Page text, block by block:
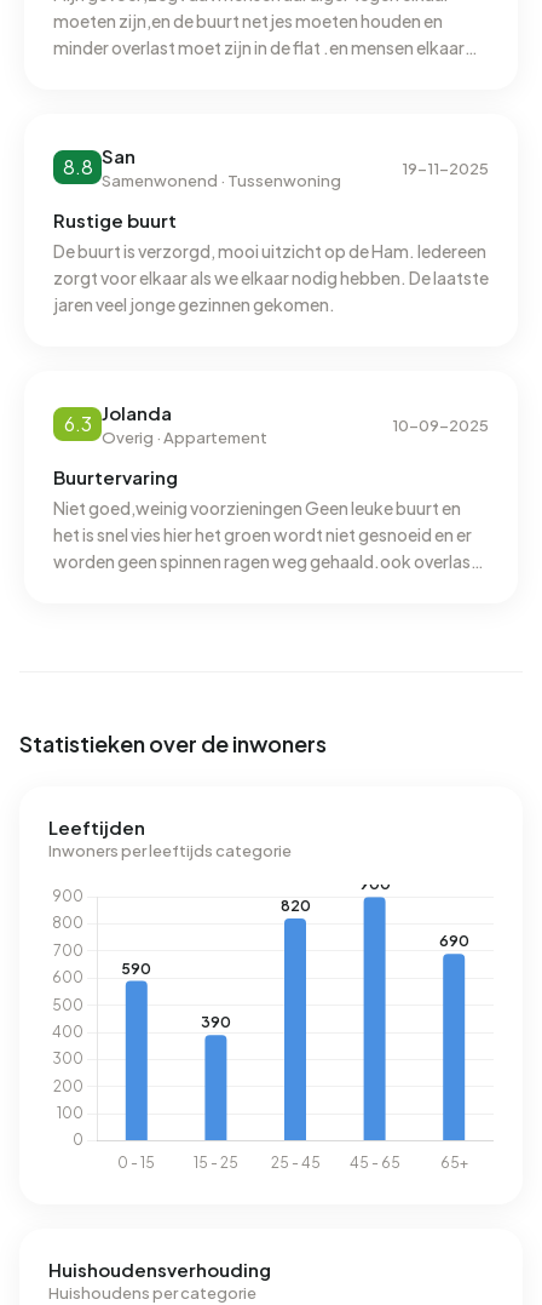
elektriciteit per jaar. Daarmee ligt het 13% lager dan het
landelijke gemiddelde van 2.810 kWh. Met een jaarlijkse
moeten zijn,en de buurt netjes moeten houden en
minder overlast moet zijn in de flat .en mensen elkaar
8.8 San
Samenwonend · Tussenwoning
19-11-2025
Rustige buurt
De buurt is verzorgd, mooi uitzicht op de Ham. Iedereen
zorgt voor elkaar als we elkaar nodig hebben. De laatste
jaren veel jonge gezinnen gekomen.
6.3 Jolanda
Overig · Appartement
10-09-2025
Buurtervaring
Niet goed,weinig voorzieningen Geen leuke buurt en
het is snel vies hier het groen wordt niet gesnoeid en er
worden geen spinnen ragen weg gehaald.ook overlast
Statistieken over de inwoners
Leeftijden
Inwoners per leeftijds categorie
Huishoudensverhouding
Huishoudens per categorie